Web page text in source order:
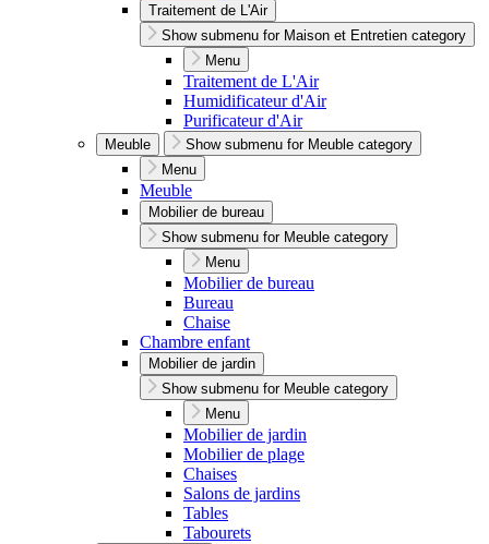
Traitement de L'Air
Show submenu for Maison et Entretien category
Menu
Traitement de L'Air
Humidificateur d'Air
Purificateur d'Air
Meuble
Show submenu for Meuble category
Menu
Meuble
Mobilier de bureau
Show submenu for Meuble category
Menu
Mobilier de bureau
Bureau
Chaise
Chambre enfant
Mobilier de jardin
Show submenu for Meuble category
Menu
Mobilier de jardin
Mobilier de plage
Chaises
Salons de jardins
Tables
Tabourets